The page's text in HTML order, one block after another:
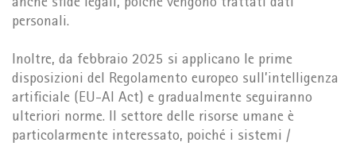
anche sfide legali, poiché vengono trattati dati
personali.
Inoltre, da febbraio 2025 si applicano le prime
disposizioni del Regolamento europeo sull’intelligenza
artificiale (EU-AI Act) e gradualmente seguiranno
ulteriori norme. Il settore delle risorse umane è
particolarmente interessato, poiché i sistemi /